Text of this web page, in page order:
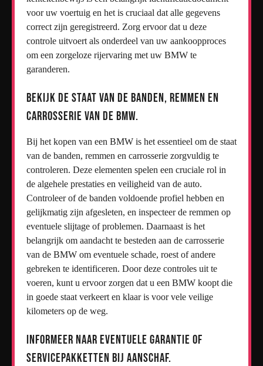
voor uw voertuig en het is cruciaal dat alle gegevens
correct zijn geregistreerd. Zorg ervoor dat u deze
controle uitvoert als onderdeel van uw aankoopproces
om een zorgeloze rijervaring met uw BMW te
garanderen.
Bekijk de staat van de banden, remmen en
carrosserie van de BMW.
Bij het kopen van een BMW is het essentieel om de staat
van de banden, remmen en carrosserie zorgvuldig te
controleren. Deze elementen spelen een cruciale rol in
de algehele prestaties en veiligheid van de auto.
Controleer of de banden voldoende profiel hebben en
gelijkmatig zijn afgesleten, en inspecteer de remmen op
eventuele slijtage of problemen. Daarnaast is het
belangrijk om aandacht te besteden aan de carrosserie
van de BMW om eventuele schade, roest of andere
gebreken te identificeren. Door deze controles uit te
voeren, kunt u ervoor zorgen dat u een BMW koopt die
in goede staat verkeert en klaar is voor vele veilige
kilometers op de weg.
Informeer naar eventuele garantie of
servicepakketten bij aanschaf.